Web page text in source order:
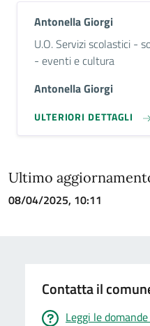
Antonella Giorgi
Descrizione breve
U.O. Servizi scolastici -
- eventi e cultura
Antonella Giorgi
ULTERIORI DETTAGLI
Ultimo
08/04/2025, 10:11
Contatta il
Leggi le